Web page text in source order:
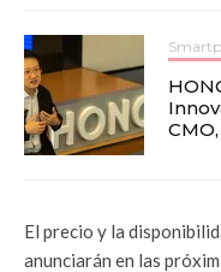
El precio y la
anunciarán en las